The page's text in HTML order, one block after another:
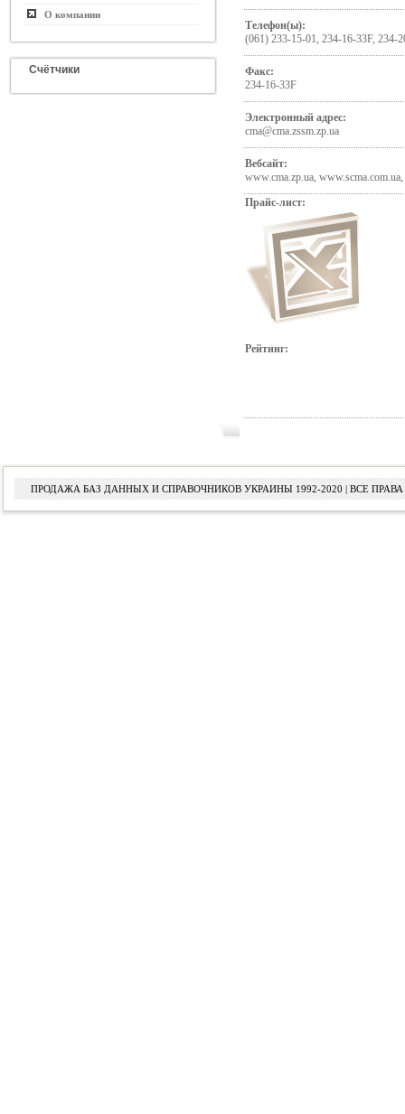
О компании
Счётчики
Телефон(ы):
(061) 233-15-01, 234-16-33F, 234-
Факс:
234-16-33F
Электронный адрес:
cma@cma.zssm.zp.ua
Вебсайт:
www.cma.zp.ua,
Прайс-лист:
Рейтинг:
ПРОДАЖА БАЗ ДАННЫХ И СПРАВОЧНИКОВ УКРАИНЫ 1992-2020 | ВСЕ